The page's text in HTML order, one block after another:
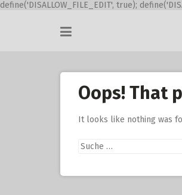
define('DISALLOW_FILE_EDIT', true);
Oops! That
It looks like nothing was
Suche
nach: